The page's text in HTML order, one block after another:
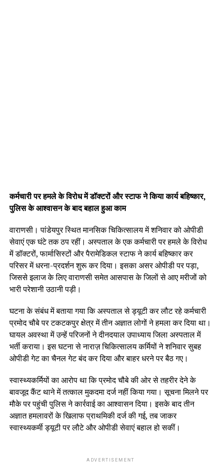
कर्मचारी पर हमले के विरोध में डॉक्टरों और स्टाफ ने किया कार्य बहिष्कार,
पुलिस के आश्वासन के बाद बहाल हुआ काम
वाराणसी। पांडेयपुर स्थित मानसिक चिकित्सालय में शनिवार को ओपीडी
सेवाएं एक घंटे तक ठप रहीं। अस्पताल के एक कर्मचारी पर हमले के विरोध
में डॉक्टरों, फार्मासिस्टों और पैरामेडिकल स्टाफ ने कार्य बहिष्कार कर
परिसर में धरना-प्रदर्शन शुरू कर दिया। इसका असर ओपीडी पर पड़ा,
जिससे इलाज के लिए वाराणसी समेत आसपास के जिलों से आए मरीजों को
भारी परेशानी उठानी पड़ी।
घटना के संबंध में बताया गया कि अस्पताल से ड्यूटी कर लौट रहे कर्मचारी
प्रमोद चौबे पर टकटकपुर क्षेत्र में तीन अज्ञात लोगों ने हमला कर दिया था।
घायल अवस्था में उन्हें परिजनों ने दीनदयाल उपाध्याय जिला अस्पताल में
भर्ती कराया। इस घटना से नाराज़ चिकित्सालय कर्मियों ने शनिवार सुबह
ओपीडी गेट का चैनल गेट बंद कर दिया और बाहर धरने पर बैठ गए।
स्वास्थ्यकर्मियों का आरोप था कि प्रमोद चौबे की ओर से तहरीर देने के
बावजूद कैंट थाने में तत्काल मुकदमा दर्ज नहीं किया गया। सूचना मिलने पर
मौके पर पहुंची पुलिस ने कार्रवाई का आश्वासन दिया। इसके बाद तीन
अज्ञात हमलावरों के खिलाफ प्राथमिकी दर्ज की गई, तब जाकर
स्वास्थ्यकर्मी ड्यूटी पर लौटे और ओपीडी सेवाएं बहाल हो सकीं।
ADVERTISEMENT